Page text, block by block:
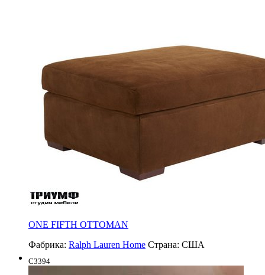
ONE FIFTH OTTOMAN
Фабрика: Ralph Lauren Home Страна: США
C3394